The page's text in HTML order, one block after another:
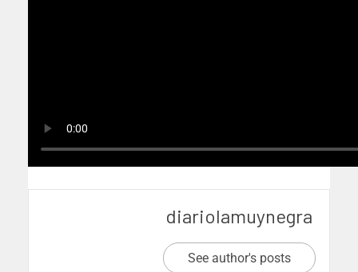
diariolamuynegra
See author's posts